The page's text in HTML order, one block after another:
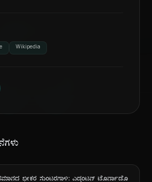
Wikipedia
ಭೀಕರ ಸುಂಟರಗಾಳಿ: ಎಡ್ಮಂಟನ್ ಟೊರ್ನಾಡೊ